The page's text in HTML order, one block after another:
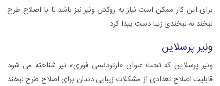
برای این کار ممکن است نیاز به روکش ونیر نیز باشد تا با اصلاح طرح
لبخند به لبخندی زیبا دست پیدا کرد .
ونیر پرسلاین
ونیر پرسلاین که تحت عنوان «ارتودنسی فوری» نیز شناخته می شود
قابلیت اصلاح تعدادی از مشکلات زیبایی دندان برای اصلاح طرح لبخند